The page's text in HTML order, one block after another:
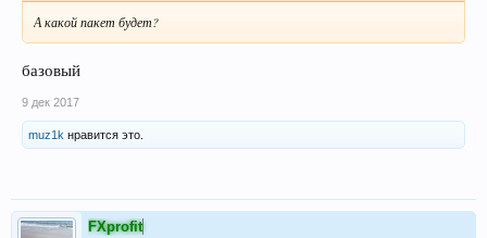
А какой пакет будет?
базовый
9 дек 2017
muz1k нравится это.
FXprofit